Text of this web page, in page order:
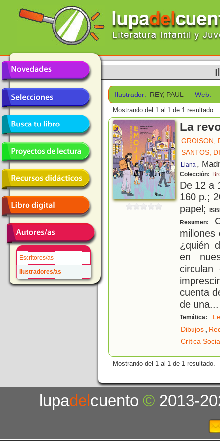
Escritores/as
Ilustradores/as
Ilustrador: REY, PAUL Web:
Mostrando del 1 al 1 de 1 resultado.
La
GROISON,
SANTOS,
Liana ,
Colección:
De 12 a
160 p.;
papel;
Resumen:
millones
¿quién
en
circulan
cuenta
de una...
Temática:
Dibujos,
Crítica
Mostrando del 1 al 1 de 1 resultado.
lupadelcuento© 2013-